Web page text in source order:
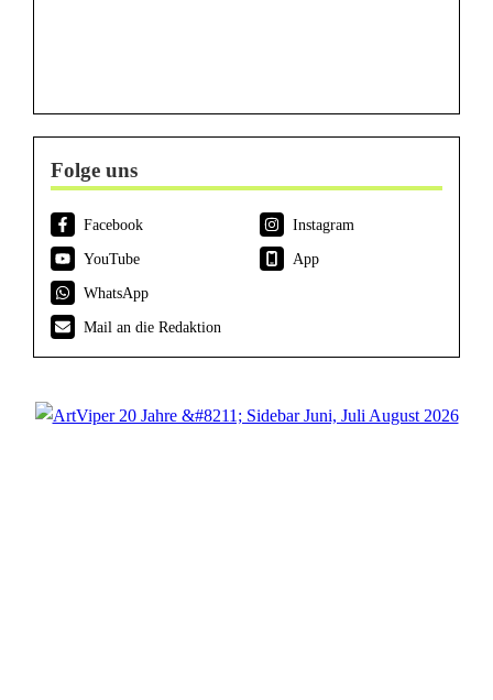
Folge uns
Facebook
Instagram
YouTube
App
WhatsApp
Mail an die Redaktion